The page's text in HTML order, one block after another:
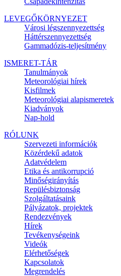
LEVEGŐKÖRNYEZET
Városi légszennyezettség
Háttérszennyezettség
Gammadózis-teljesítmény
ISMERET-TÁR
Tanulmányok
Meteorológiai hírek
Kisfilmek
Meteorológiai alapismeretek
Kiadványok
Nap-hold
RÓLUNK
Szervezeti információk
Közérdekű adatok
Adatvédelem
Etika és antikorrupció
Minőségirányítás
Repülésbiztonság
Szolgáltatásaink
Pályázatok, projektek
Rendezvények
Hírek
Tevékenységeink
Videók
Elérhetőségek
Kapcsolatok
Megrendelés